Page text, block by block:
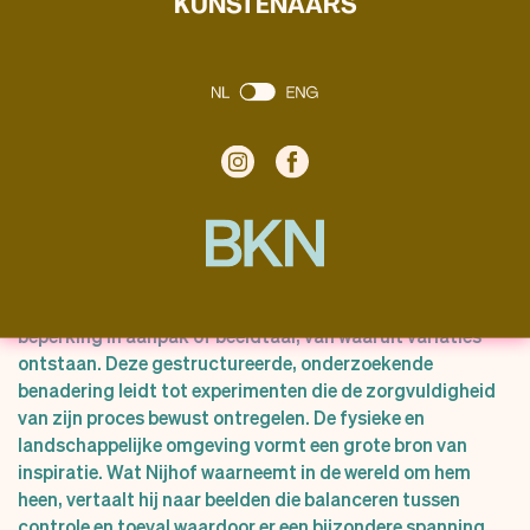
beperking in aanpak of beeldtaal, van waaruit variaties
ontstaan. Deze gestructureerde, onderzoekende
benadering leidt tot experimenten die de zorgvuldigheid
van zijn proces bewust ontregelen. De fysieke en
landschappelijke omgeving vormt een grote bron van
inspiratie. Wat Nijhof waarneemt in de wereld om hem
heen, vertaalt hij naar beelden die balanceren tussen